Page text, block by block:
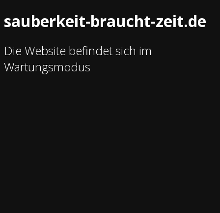
sauberkeit-braucht-zeit.de
Die Website befindet sich im
Wartungsmodus